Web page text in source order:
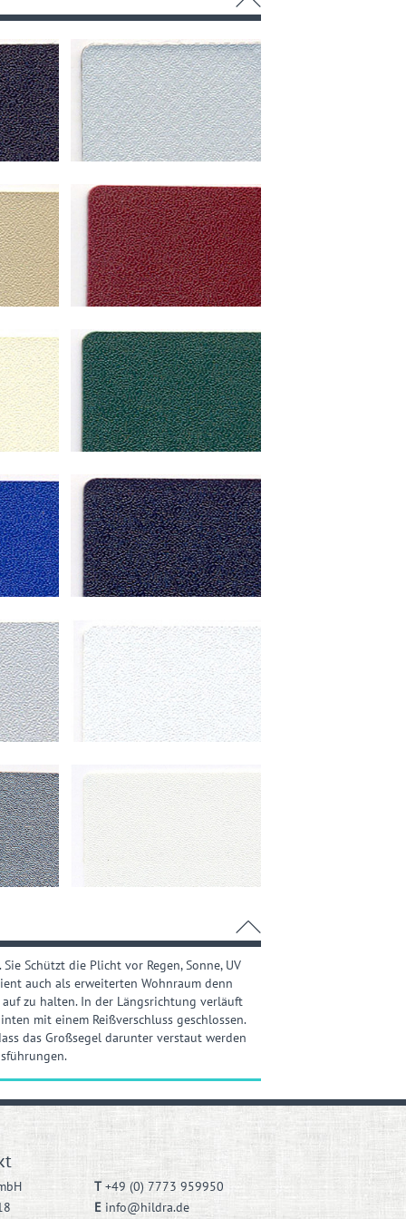
Schützt die Plicht vor Regen, Sonne, UV
auch als erweiterten Wohnraum denn
zu halten. In der Längsrichtung verläuft
mit einem Reißverschluss geschlossen.
das Großsegel darunter verstaut werden
T +49 (0) 7773 959950
E info@hildra.de